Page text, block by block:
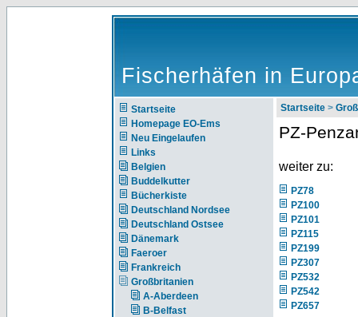
Fischerhäfen in
Startseite
Homepage EO-Ems
Neu Eingelaufen
Links
Belgien
Buddelkutter
Bücherkiste
Deutschland Nordsee
Deutschland Ostsee
Dänemark
Faeroer
Frankreich
Großbritanien
A-Aberdeen
B-Belfast
Startseite >
PZ-
weiter zu:
PZ78
PZ100
PZ101
PZ115
PZ199
PZ307
PZ532
PZ542
PZ657